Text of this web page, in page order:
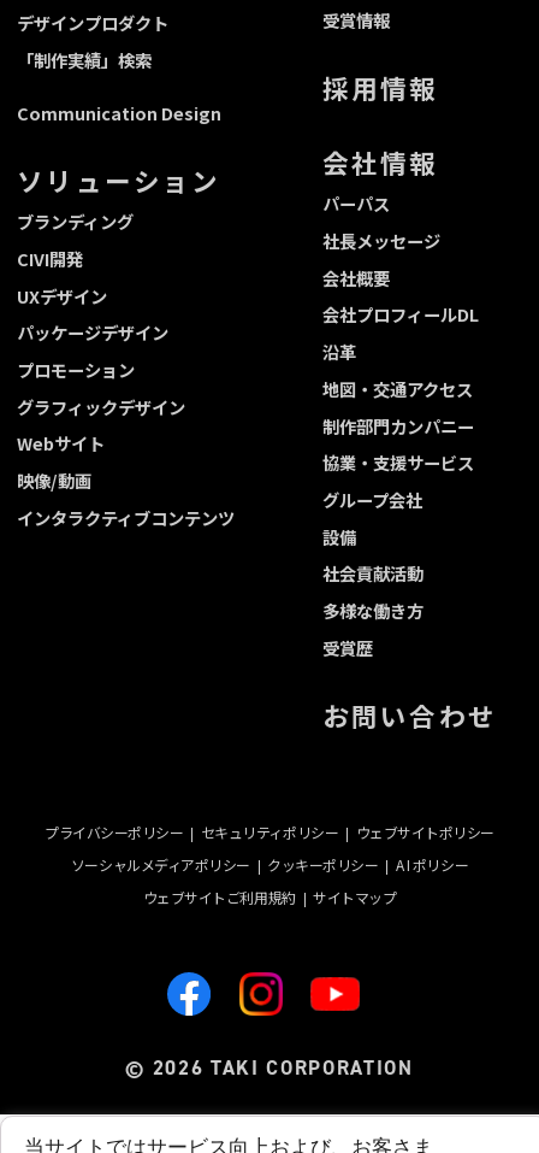
デザインプロダクト
「制作実績」検索
Communication Design
ソリューション
ブランディング
CIVI開発
UXデザイン
パッケージデザイン
プロモーション
グラフィックデザイン
Webサイト
映像/動画
インタラクティブコンテンツ
受賞情報
採用情報
会社情報
パーパス
社長メッセージ
会社概要
会社プロフィールDL
沿革
地図・交通アクセス
制作部門カンパニー
協業・支援サービス
グループ会社
設備
社会貢献活動
多様な働き方
受賞歴
お問い合わせ
プライバシーポリシー セキュリティポリシー
ウェブサイトポリシー
ソーシャルメディアポリシー
クッキーポリシー
A I ポリシー
ウェブサイトご利用規約
サイトマップ
© 2026 TAKI CORPORATION